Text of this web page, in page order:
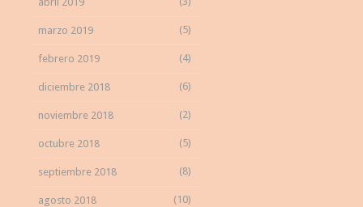
marzo 2019 (5)
febrero 2019 (4)
diciembre 2018 (6)
noviembre 2018 (2)
octubre 2018 (5)
septiembre 2018 (8)
agosto 2018 (10)